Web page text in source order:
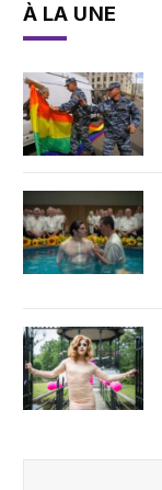
À LA UNE